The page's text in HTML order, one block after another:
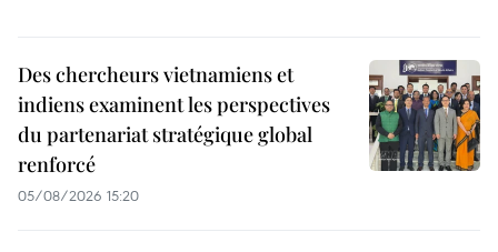
Des chercheurs vietnamiens et
indiens examinent les perspectives
du partenariat stratégique global
renforcé
05/08/2026 15:20